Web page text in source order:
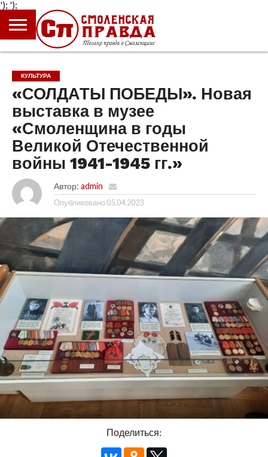
');
ГЛАВНАЯ
НОВОСТИ
ПРОИСШЕСТВИЯ
ПОЛИТИКА
КУЛЬТУРА
ЭКОНОМИКА
ОБЩЕСТВО
БЛОГИ
КУЛЬТУРА
«СОЛДАТЫ ПОБЕДЫ». Новая
выставка в музее
«Смоленщина в годы
Великой Отечественной
войны 1941-1945 гг.»
Автор: admin
Опубликовано 05.04.2023
Поделиться:
');